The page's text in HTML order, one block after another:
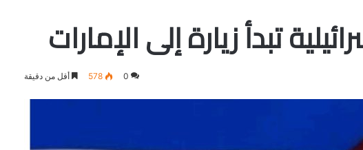
تبدأ زيارة إلى الإمارات
0
578 أقل من دقيقة